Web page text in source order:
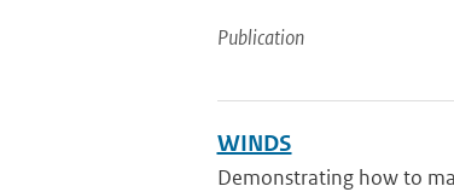
Publication
WINDS
Demonstrating how to